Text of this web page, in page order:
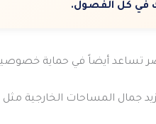
في كل الفصول.
تساعد أيضاً في حماية خصوصية
جمال المساحات الخارجية